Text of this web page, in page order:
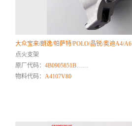
大众宝来/朗逸/帕萨特/POLO/晶锐/奥迪A4/A6
点火支架
原厂代码：4B0905851B……
物料代码： A4107V80